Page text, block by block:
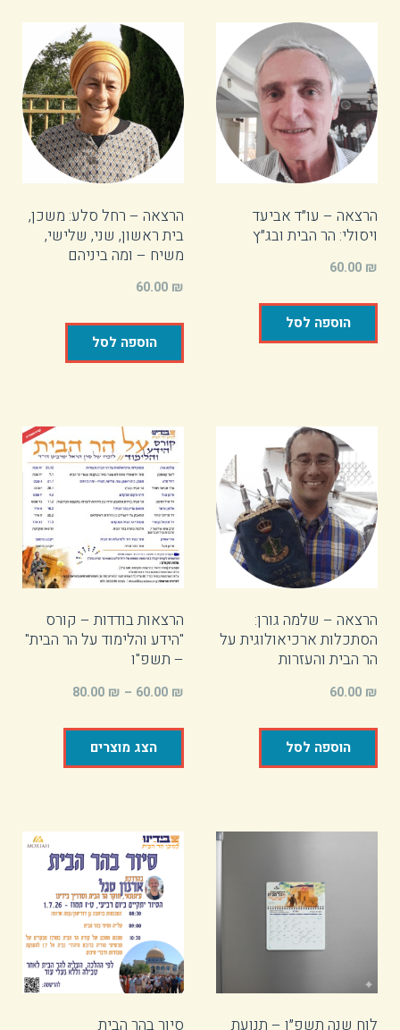
הרצאה – עו״ד אביעד
ויסולי: הר הבית ובג״ץ
60.00 ₪
הוספה לסל
הרצאה – רחל סלע: משכן,
בית ראשון, שני, שלישי,
משיח – ומה ביניהם
60.00 ₪
הוספה לסל
הרצאה – שלמה גורן:
הסתכלות ארכיאולוגית על
הר הבית והעזרות
60.00 ₪
הוספה לסל
הרצאות בודדות – קורס
"הידע והלימוד על הר הבית"
– תשפ"ו
60.00 ₪
–
80.00 ₪
הצג מוצרים
לוח שנה תשפ״ו – תנועת
סיור בהר הבית